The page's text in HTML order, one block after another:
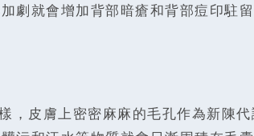
就會增加背部暗瘡和背部痘印駐留
皮膚上密密麻麻的毛孔作為新陳代